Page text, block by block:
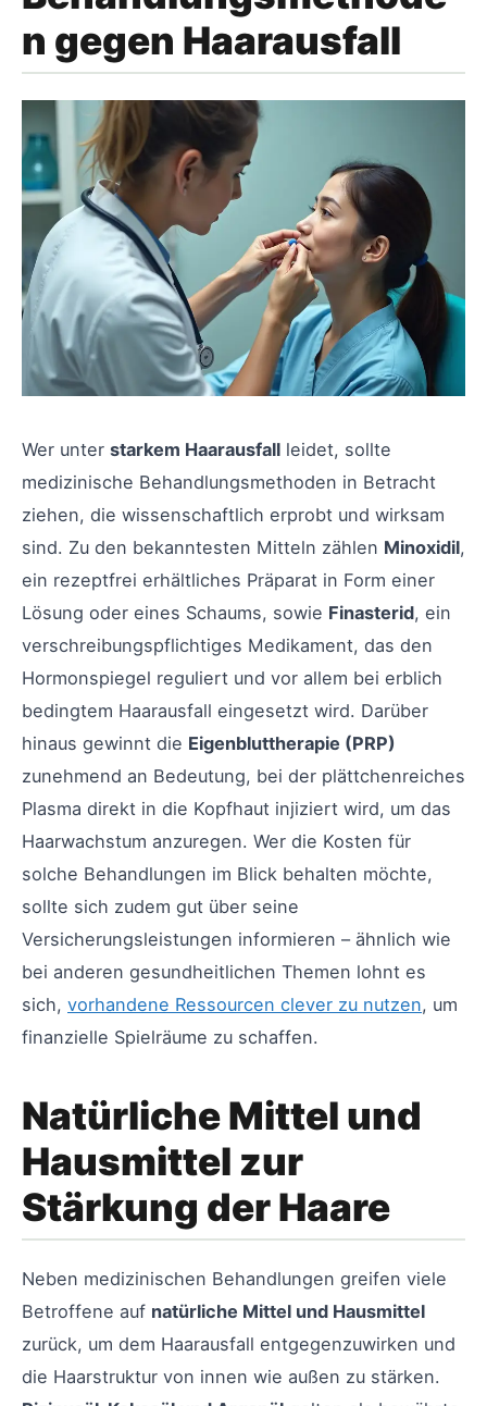
n gegen Haarausfall
Wer unter starkem Haarausfall leidet, sollte
medizinische Behandlungsmethoden in Betracht
ziehen, die wissenschaftlich erprobt und wirksam
sind. Zu den bekanntesten Mitteln zählen Minoxidil,
ein rezeptfrei erhältliches Präparat in Form einer
Lösung oder eines Schaums, sowie Finasterid, ein
verschreibungspflichtiges Medikament, das den
Hormonspiegel reguliert und vor allem bei erblich
bedingtem Haarausfall eingesetzt wird. Darüber
hinaus gewinnt die Eigenbluttherapie (PRP)
zunehmend an Bedeutung, bei der plättchenreiches
Plasma direkt in die Kopfhaut injiziert wird, um das
Haarwachstum anzuregen. Wer die Kosten für
solche Behandlungen im Blick behalten möchte,
sollte sich zudem gut über seine
Versicherungsleistungen informieren – ähnlich wie
bei anderen gesundheitlichen Themen lohnt es
sich, vorhandene Ressourcen clever zu nutzen, um
finanzielle Spielräume zu schaffen.
Natürliche Mittel und
Hausmittel zur
Stärkung der Haare
Neben medizinischen Behandlungen greifen viele
Betroffene auf natürliche Mittel und Hausmittel
zurück, um dem Haarausfall entgegenzuwirken und
die Haarstruktur von innen wie außen zu stärken.